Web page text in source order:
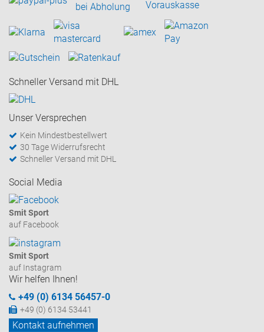
Schneller Versand mit DHL
Unser Versprechen
Kein Mindestbestellwert
30 Tage Widerrufsrecht
Schneller Versand mit DHL
Social Media
Smit Sport
auf Facebook
Smit Sport
auf Instagram
Wir helfen Ihnen!
+49 (0) 6134 56457-0
+49 (0) 6134 53441
Kontakt aufnehmen